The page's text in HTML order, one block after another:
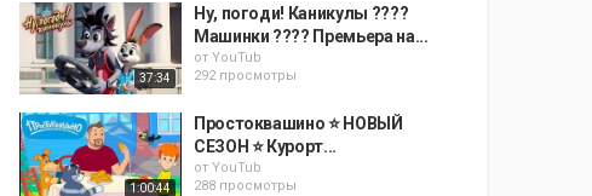
37:34
Ну, погоди! Каникулы ????
Машинки ???? Премьера на...
от YouTub
292 просмотры
1:00:44
Простоквашино ⭐ НОВЫЙ
СЕЗОН ⭐ Курорт...
от YouTub
288 просмотры